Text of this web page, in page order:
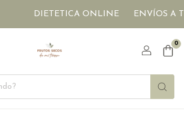
DIETETICA ONLINE ENVÍOS A TODO
0